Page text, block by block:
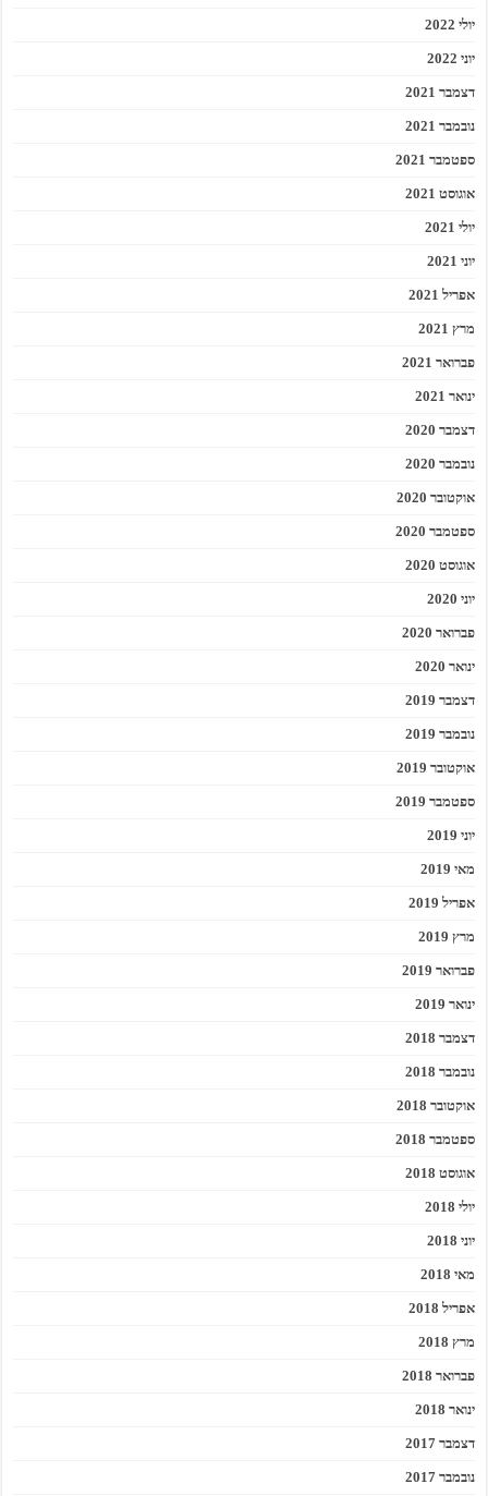
יולי 2022
יוני 2022
דצמבר 2021
נובמבר 2021
ספטמבר 2021
אוגוסט 2021
יולי 2021
יוני 2021
אפריל 2021
מרץ 2021
פברואר 2021
ינואר 2021
דצמבר 2020
נובמבר 2020
אוקטובר 2020
ספטמבר 2020
אוגוסט 2020
יוני 2020
פברואר 2020
ינואר 2020
דצמבר 2019
נובמבר 2019
אוקטובר 2019
ספטמבר 2019
יוני 2019
מאי 2019
אפריל 2019
מרץ 2019
פברואר 2019
ינואר 2019
דצמבר 2018
נובמבר 2018
אוקטובר 2018
ספטמבר 2018
אוגוסט 2018
יולי 2018
יוני 2018
מאי 2018
אפריל 2018
מרץ 2018
פברואר 2018
ינואר 2018
דצמבר 2017
נובמבר 2017